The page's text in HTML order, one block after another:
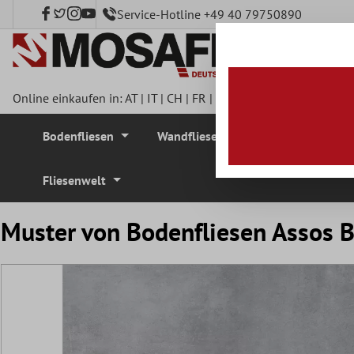
springen Service-Hotline +49 40 79750890
Online einkaufen in:AT| IT| CH | FR |
Bodenfliesen Wandfliesen
Fliesenwelt
Muster von Bodenfliesen Assos